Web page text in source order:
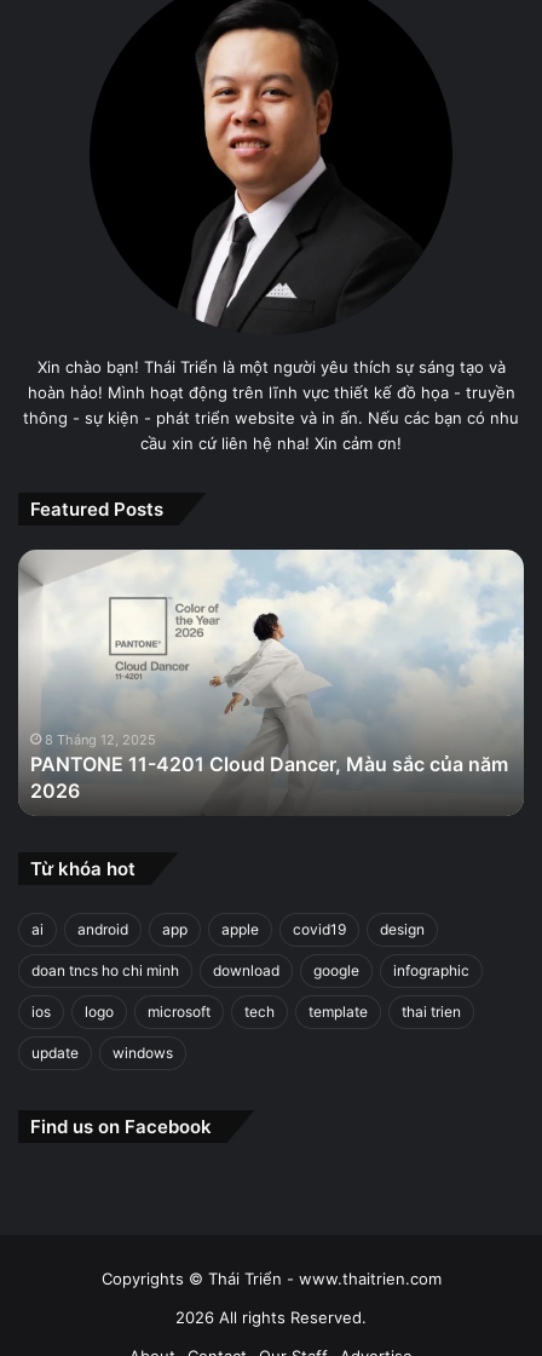
Xin chào bạn! Thái Triển là một người yêu thích sự sáng tạo và
hoàn hảo! Mình hoạt động trên lĩnh vực thiết kế đồ họa - truyền
thông - sự kiện - phát triển website và in ấn. Nếu các bạn có nhu
cầu xin cứ liên hệ nha! Xin cảm ơn!
Featured Posts
PANTONE
11-
Màu
của
năm
2026
8 Tháng 12, 2025
PANTONE 11-4201 Cloud Dancer, Màu sắc của năm
2026
Từ khóa hot
ai android app apple covid19 design
doan tncs ho chi minh download google infographic
ios logo microsoft tech template thai trien
update windows
Find us on Facebook
Copyrights © Thái Triển - www.thaitrien.com
2026 All rights Reserved.